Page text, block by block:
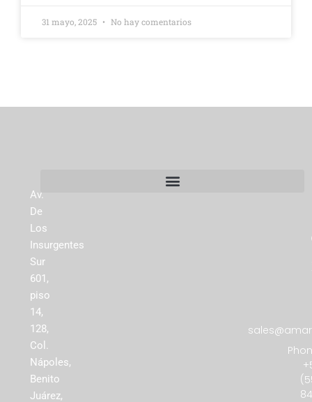
31 mayo, 2025 No hay comentarios
Av.
De
Los
Insurgentes
Sur
601,
piso
14,
128,
Col.
Nápoles,
Benito
Juárez,